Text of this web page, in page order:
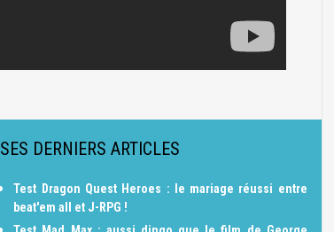
SES DERNIERS ARTICLES
Test Dragon Quest Heroes : le mariage réussi entre
beat'em all et J-RPG !